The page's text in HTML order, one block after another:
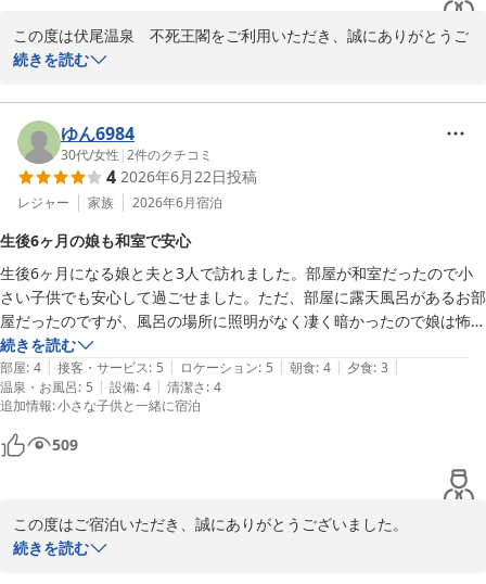
伏尾温泉 不死王閣
2026-07-19
この度は伏尾温泉　不死王閣をご利用いただき、誠にありがとうご
ざいます。
スタッフの対応についてお褒めの言葉をいただき、大変嬉しく存じ
ます。
一方で、お飲み物に関する配慮が不足しており、ご不快な思いをさ
せてしまいましたことを深くお詫び申し上げます。お客様からのお
申し出に対して、より丁寧で寄り添った対応をすべきところ、配慮
今回のご指摘を重く受け止め、体調や個別の事情をお伝えいただい
たお客様に対して、より適切なサービスが提供できるよう、スタッ
フ一同で共有し改善に努めてまいります。お飲み物のご提供につき
ましても、今後のサービス向上の参考とさせていただきます。
また、施設の古さにつきましても貴重なご意見をありがとうござい
ます。レトロな雰囲気を大切にしつつも、皆様に快適にお過ごしい
ただけるよう、清掃や環境整備にもより一層力を入れてまいりま
もしまた機会をいただけるようでしたら、ぜひ当館の温泉でゆっく
りとお寛ぎいただけますと幸いです。
貴重なご意見をいただき、誠にありがとうございました。
続きを読む
ゆん6984
30代/女性 |2件のクチコミ
4 2026年6月22日投稿
レジャー 家族 2026年6月宿泊
生後6ヶ月の娘も和室で安心
生後6ヶ月になる娘と夫と3人で訪れました。部屋が和室だったので小
さい子供でも安心して過ごせました。ただ、部屋に露天風呂があるお部
屋だったのですが、風呂の場所に照明がなく凄く暗かったので娘は怖が
り泣き止まなかったです。
ケトルではなく電気ポットが部屋に置いてくれていたのでミルク作りに
役立ちました。
今回私たちは使用しませんでしたが、大浴場に赤ちゃん用の椅子や小さ
い子供用の椅子、赤ちゃん用のシャンプー、オムツゴミ箱などを設置し
てくれているなど配慮して下さり子連れには嬉しい点だと思います。
料理を食べる席も個室の掘り炬燵の部屋にして下さり助かりました。ま
た小さい子供用の椅子や離乳食も貸し出してくれるそうです。
続きを読む
部屋: 4 | 接客・サービス: 5 | ロケーション: 5 | 朝食: 4 | 夕食: 3 |
温泉・お風呂: 5 | 設備: 4 | 清潔さ: 4
追加情報:小さな子供と一緒に宿泊
509
この度はご宿泊いただき、誠にありがとうございました。
続きを読む